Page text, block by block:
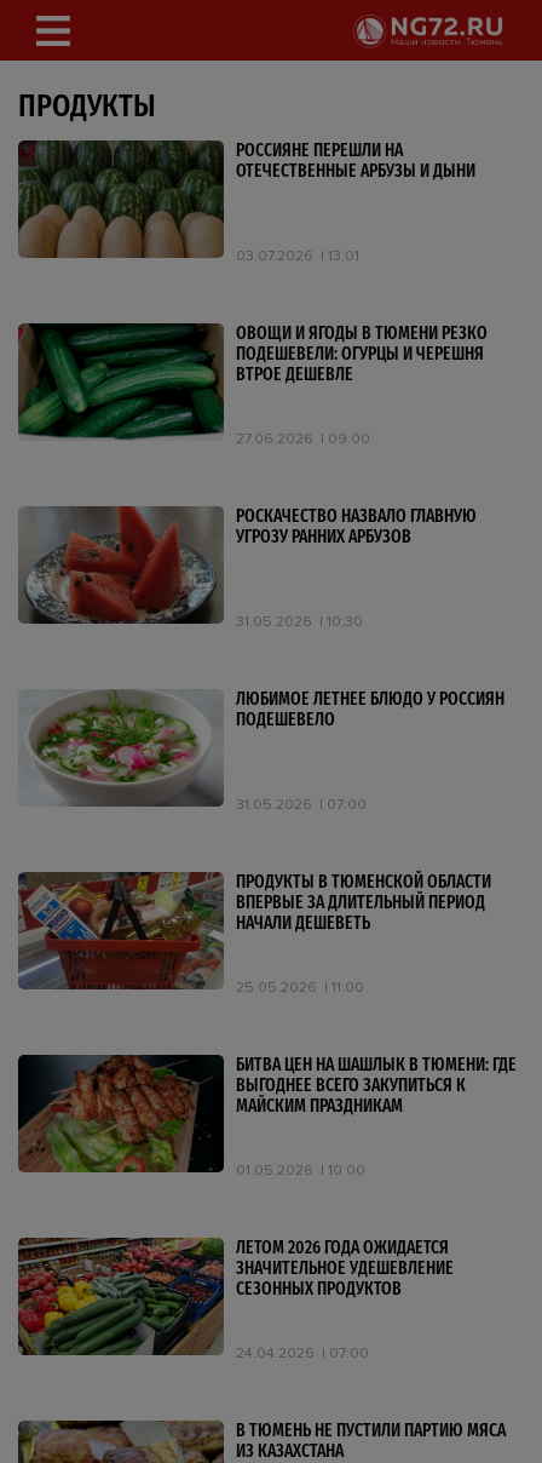
ПРОДУКТЫ
РОССИЯНЕ ПЕРЕШЛИ НА
ОТЕЧЕСТВЕННЫЕ АРБУЗЫ И ДЫНИ
03.07.2026 13:01
ОВОЩИ И ЯГОДЫ В ТЮМЕНИ РЕЗКО
ПОДЕШЕВЕЛИ: ОГУРЦЫ И ЧЕРЕШНЯ
ВТРОЕ ДЕШЕВЛЕ
27.06.2026 09:00
РОСКАЧЕСТВО НАЗВАЛО ГЛАВНУЮ
УГРОЗУ РАННИХ АРБУЗОВ
31.05.2026 10:30
ЛЮБИМОЕ ЛЕТНЕЕ БЛЮДО У РОССИЯН
ПОДЕШЕВЕЛО
31.05.2026 07:00
ПРОДУКТЫ В ТЮМЕНСКОЙ ОБЛАСТИ
ВПЕРВЫЕ ЗА ДЛИТЕЛЬНЫЙ ПЕРИОД
НАЧАЛИ ДЕШЕВЕТЬ
25.05.2026 11:00
БИТВА ЦЕН НА ШАШЛЫК В ТЮМЕНИ: ГДЕ
ВЫГОДНЕЕ ВСЕГО ЗАКУПИТЬСЯ К
МАЙСКИМ ПРАЗДНИКАМ
01.05.2026 10:00
ЛЕТОМ 2026 ГОДА ОЖИДАЕТСЯ
ЗНАЧИТЕЛЬНОЕ УДЕШЕВЛЕНИЕ
СЕЗОННЫХ ПРОДУКТОВ
24.04.2026 07:00
В ТЮМЕНЬ НЕ ПУСТИЛИ ПАРТИЮ МЯСА
ИЗ КАЗАХСТАНА